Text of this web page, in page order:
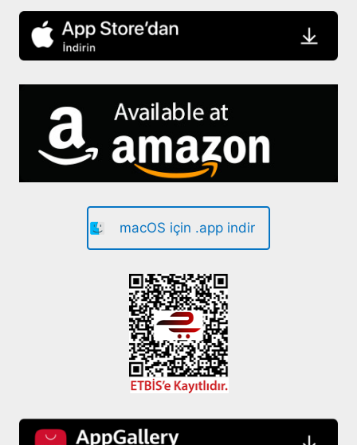
macOS için .app indir